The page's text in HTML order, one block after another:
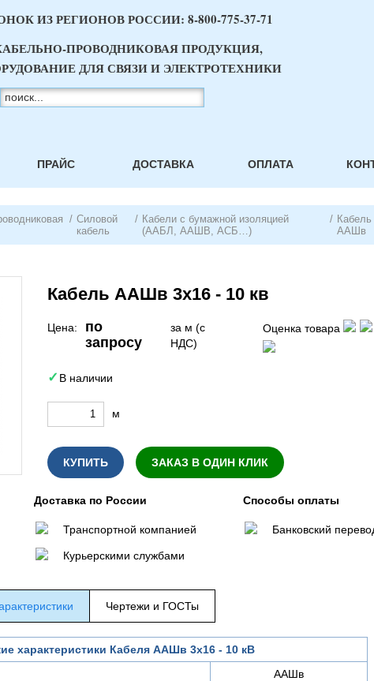
ИЗ РЕГИОНОВ РОССИИ: 8-800-775-37-71
ПРОВОДНИКОВАЯ ПРОДУКЦИЯ,
ДЛЯ СВЯЗИ И ЭЛЕКТРОТЕХНИКИ
ПРАЙС ДОСТАВКА ОПЛАТА
/ Силовой
кабель
/ Кабели с бумажной изоляцией
(ААБЛ, ААШВ, АСБ…)
/ Кабель
ААШв
Кабель ААШв 3х16 - 10 кв
Цена:
по
запросу
за м (с
НДС)
Оценка товара
В наличии
м
КУПИТЬ ЗАКАЗ В ОДИН КЛИК
Доставка по России
Транспортной компанией
Курьерскими службами
Способы оплаты
Банковский
Чертежи и ГОСТы
характеристики Кабеля ААШв 3х16 - 10 кВ
ААШв